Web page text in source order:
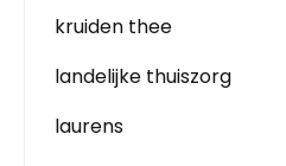
kruiden thee
landelijke thuiszorg
laurens